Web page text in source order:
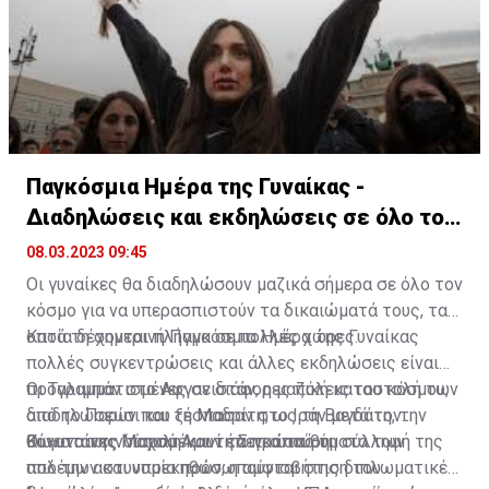
Παγκόσμια Ημέρα της Γυναίκας -
Διαδηλώσεις και εκδηλώσεις σε όλο τον
κόσμο
08.03.2023 09:45
Οι γυναίκες θα διαδηλώσουν μαζικά σήμερα σε όλο τον
κόσμο για να υπερασπιστούν τα δικαιώματά τους, τα
οποία δέχονται πλήγμα σε πολλές χώρες.
Κατά τη σημερινή Παγκόσμια Ημέρα της Γυναίκας
πολλές συγκεντρώσεις και άλλες εκδηλώσεις είναι
προγραμματισμένες σε διάφορες πόλεις του κόσμου,
από το Παρίσι και τη Μαδρίτη, ως τη Βαγδάτη, την
Κωνσταντινούπολη και τη Σιγκαπούρη.
Οι Ταλιμπάν στο Αφγανιστάν, η μαζική καταστολή των
διαδηλώσεων που ξέσπασαν στο Ιράν μετά τον
θάνατο της Μαχσά Αμινί έπειτα από τη σύλληψή της
από την αστυνομία ηθών, η αμφισβήτηση του
Οι γυναίκες “παραμένουν τα πρώτα θύματα των
πολέμων και υποεκπροσωπούνται στις διπλωματικές